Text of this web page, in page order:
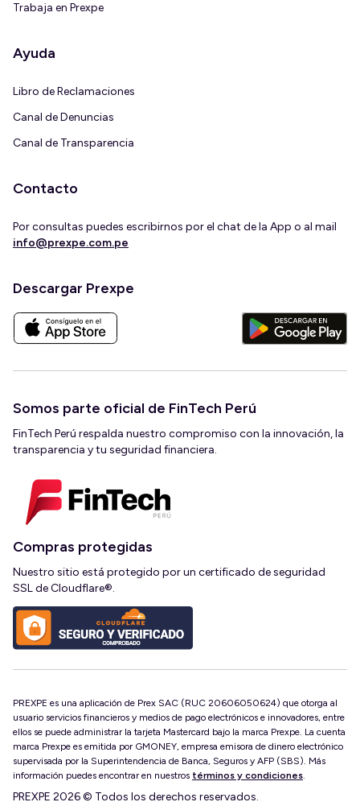
Trabaja en Prexpe
Ayuda
Libro de Reclamaciones
Canal de Denuncias
Canal de Transparencia
Contacto
Por consultas puedes escribirnos por el chat de la App o al mail
info@prexpe.com.pe
Descargar Prexpe
Somos parte oficial de FinTech Perú
FinTech Perú respalda nuestro compromiso con la innovación, la
transparencia y tu seguridad financiera.
Compras protegidas
Nuestro sitio está protegido por un certificado de seguridad
SSL de Cloudflare®.
PREXPE es una aplicación de Prex SAC (RUC 20606050624) que otorga al
usuario servicios financieros y medios de pago electrónicos e innovadores, entre
ellos se puede administrar la tarjeta Mastercard bajo la marca Prexpe. La cuenta
marca Prexpe es emitida por GMONEY, empresa emisora de dinero electrónico
supervisada por la Superintendencia de Banca, Seguros y AFP (SBS). Más
información puedes encontrar en nuestros términos y condiciones.
PREXPE 2026 © Todos los derechos reservados.